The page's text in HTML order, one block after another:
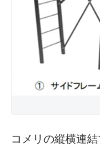
コメリの縦横連